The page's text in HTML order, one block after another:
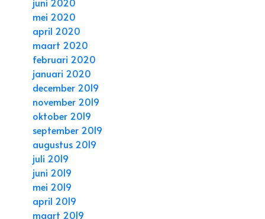
mei 2020
april 2020
maart 2020
februari 2020
januari 2020
december 2019
november 2019
oktober 2019
september 2019
augustus 2019
juli 2019
juni 2019
mei 2019
april 2019
maart 2019